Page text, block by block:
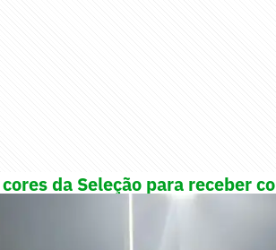
da Seleção para receber